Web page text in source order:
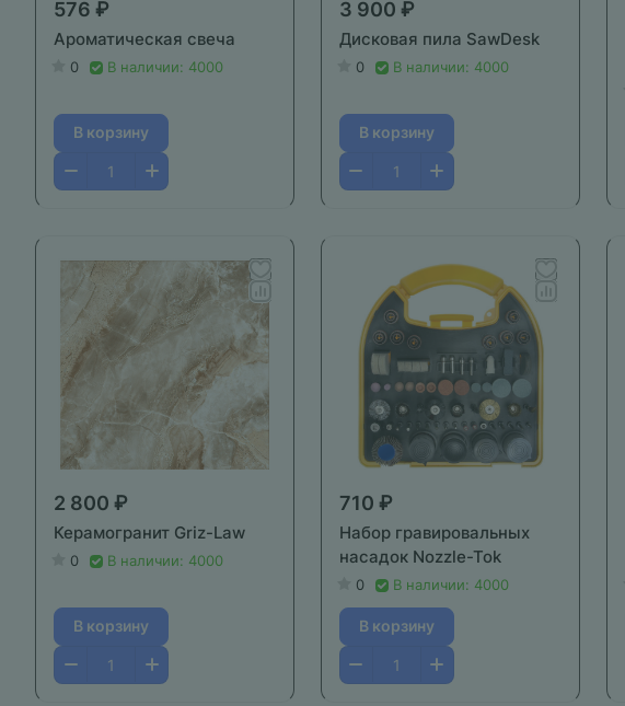
576 ₽
Ароматическая свеча
0 В наличии: 4000
В корзину
3 900 ₽
Дисковая пила SawDesk
0 В наличии: 4000
В корзину
2 800 ₽
Керамогранит Griz-Law
0 В наличии: 4000
В корзину
710 ₽
Набор гравировальных
насадок Nozzle-Tok
0 В наличии: 4000
В корзину